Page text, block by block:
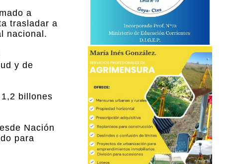
a
trasladar a
nacional.
y de
billones
Nación
para